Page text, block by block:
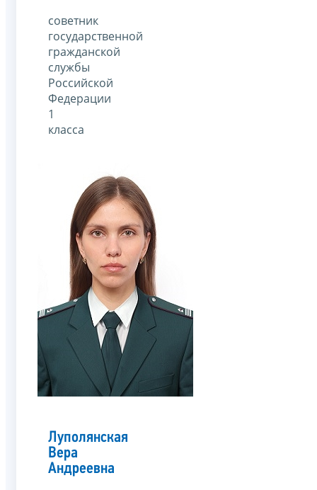
cоветник
государственной
гражданской
службы
Российской
Федерации
1
класса
Луполянская
Вера
Андреевна